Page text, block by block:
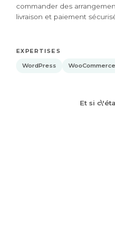
commander des
livraison et paiement
EXPERTISES
WordPress WooCommerce
Et si